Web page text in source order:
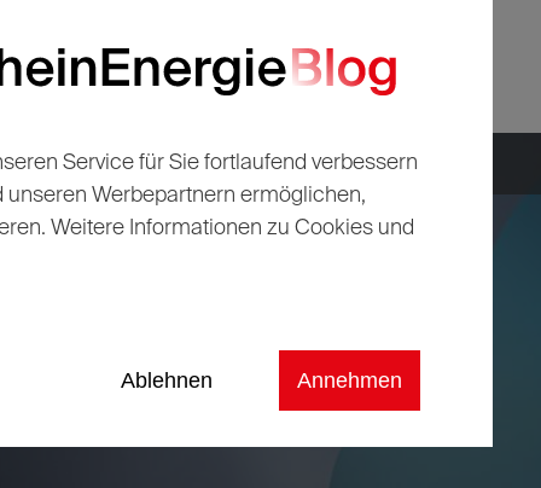
Service für Sie fortlaufend verbessern
Werbepartnern ermöglichen,
Weitere Informationen zu Cookies und
Annehmen
Ablehnen
wir